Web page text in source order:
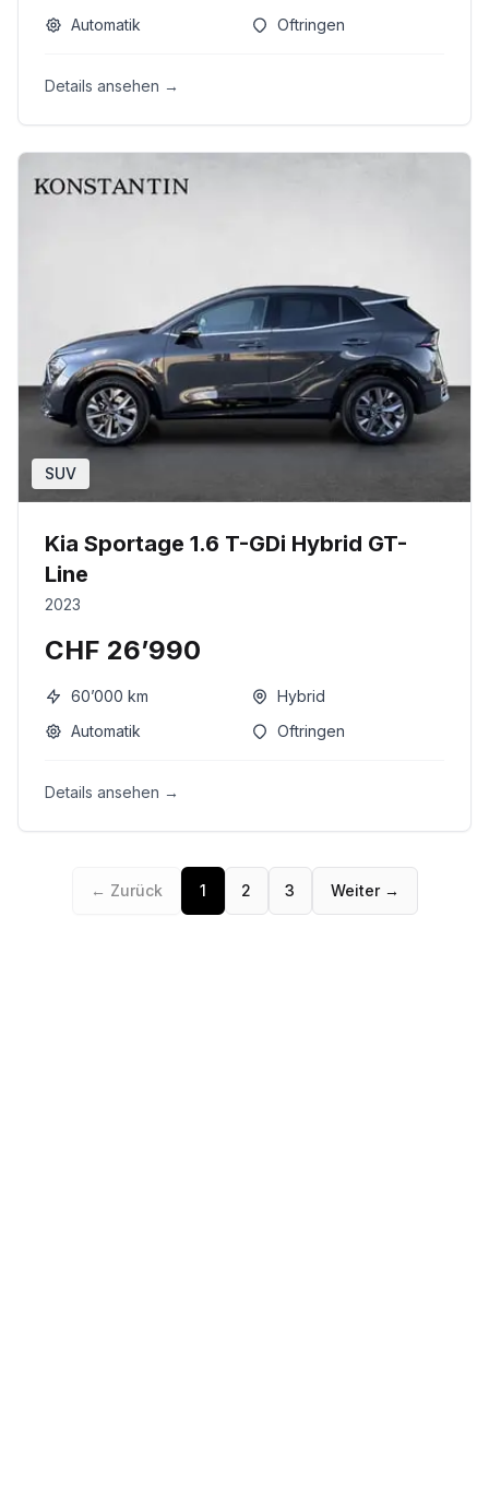
Automatik
Oftringen
Details ansehen →
SUV
Kia Sportage 1.6 T-GDi Hybrid GT-
Line
2023
CHF 26’990
60’000 km
Hybrid
Automatik
Oftringen
Details ansehen →
← Zurück 1 2 3 Weiter →